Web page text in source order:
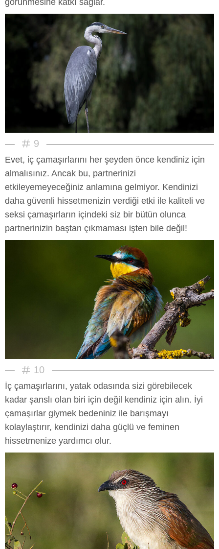
görünmesine katkı sağlar.
9
Evet, iç çamaşırlarını her şeyden önce kendiniz için
almalısınız. Ancak bu, partnerinizi
etkileyemeyeceğiniz anlamına gelmiyor. Kendinizi
daha güvenli hissetmenizin verdiği etki ile kaliteli ve
seksi çamaşırların içindeki siz bir bütün olunca
partnerinizin baştan çıkmaması işten bile değil!
10
İç çamaşırlarını, yatak odasında sizi görebilecek
kadar şanslı olan biri için değil kendiniz için alın. İyi
çamaşırlar giymek bedeniniz ile barışmayı
kolaylaştırır, kendinizi daha güçlü ve feminen
hissetmenize yardımcı olur.